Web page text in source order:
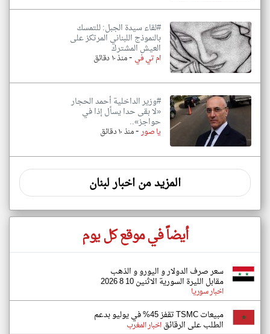
#لقاء سيدة الجبل: للتمسك
بالنموذج اللبناني المرتكز على
العيش المشترك
ام تي في -منذ ١٠ دقائق
#وزير الداخلية أحمد الحجار
«لا بقى حدا يسأل إذا في
حواجز»..
يا صور-منذ ١٠ دقائق
المزيد من اخبار لبنان
أيضاً في موقع كل يوم
سعر صرف الدولار و اليورو و الذهب
مقابل الليرة السورية الاثنين 10 8 2026
اخبار سوريا
مبيعات TSMC تقفز 45% في يوليو بدعم
الطلب على الرقائقاخبار المغرب